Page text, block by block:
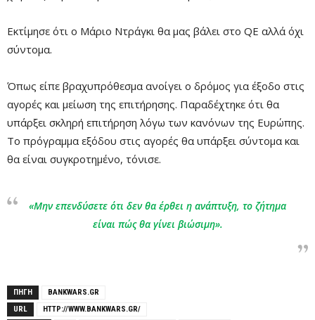
Εκτίμησε ότι ο Μάριο Ντράγκι θα μας βάλει στο QE αλλά όχι
σύντομα.
Όπως είπε βραχυπρόθεσμα ανοίγει ο δρόμος για έξοδο στις
αγορές και μείωση της επιτήρησης. Παραδέχτηκε ότι θα
υπάρξει σκληρή επιτήρηση λόγω των κανόνων της Ευρώπης.
Το πρόγραμμα εξόδου στις αγορές θα υπάρξει σύντομα και
θα είναι συγκροτημένο, τόνισε.
«Μην επενδύσετε ότι δεν θα έρθει η ανάπτυξη, το ζήτημα
είναι πώς θα γίνει βιώσιμη».
ΠΗΓΗ
BANKWARS.GR
URL
HTTP://WWW.BANKWARS.GR/